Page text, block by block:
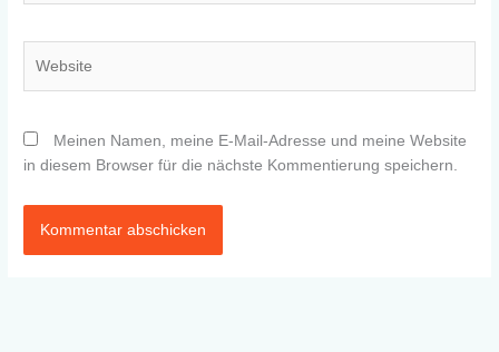
Meinen Namen, meine E-Mail-Adresse und meine Website
in diesem Browser für die nächste Kommentierung speichern.